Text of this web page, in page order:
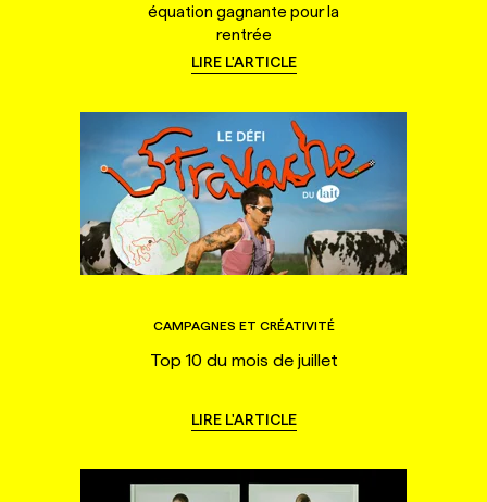
équation gagnante pour la
rentrée
LIRE L'ARTICLE
CAMPAGNES ET CRÉATIVITÉ
Top 10 du mois de juillet
LIRE L'ARTICLE